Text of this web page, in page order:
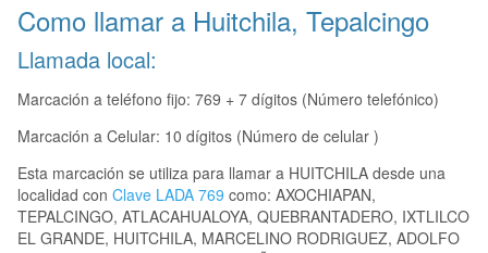
Como llamar a Huitchila, Tepalcingo
Llamada local:
Marcación a teléfono fijo: 769 + 7 dígitos (Número telefónico)
Marcación a Celular: 10 dígitos (Número de celular )
Esta marcación se utiliza para llamar a HUITCHILA desde una
localidad con Clave LADA 769 como: AXOCHIAPAN,
TEPALCINGO, ATLACAHUALOYA, QUEBRANTADERO, IXTLILCO
EL GRANDE, HUITCHILA, MARCELINO RODRIGUEZ, ADOLFO